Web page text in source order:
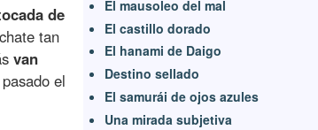
de
tan
van
el
El mausoleo del mal
El castillo dorado
El hanami de Daigo
Destino sellado
El samurái de ojos azules
Una mirada subjetiva